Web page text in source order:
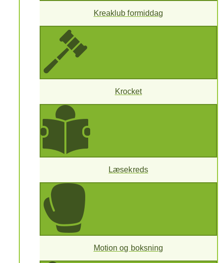
Kreaklub formiddag
Krocket
Læsekreds
Motion og boksning